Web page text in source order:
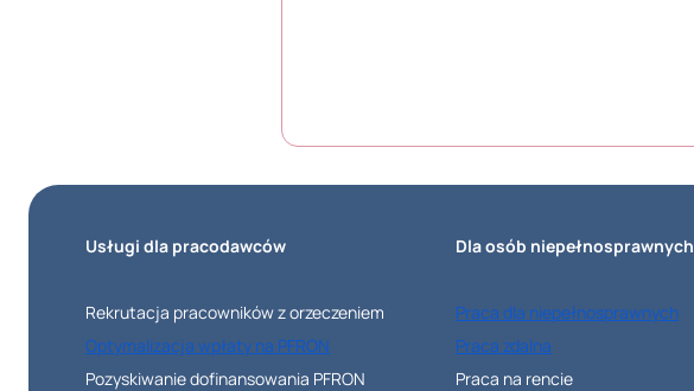
Usługi dla pracodawców
Rekrutacja pracowników z orzeczeniem
Optymalizacja wpłaty na PFRON
Pozyskiwanie dofinansowania PFRON
Dla osób niepełnosprawnych
Praca dla niepełnosprawnych
Praca zdalna
Praca na rencie